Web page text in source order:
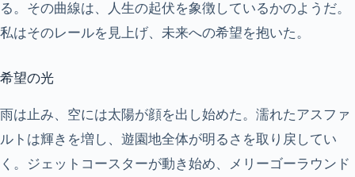
る。その曲線は、人生の起伏を象徴しているかのようだ。
私はそのレールを見上げ、未来への希望を抱いた。
希望の光
雨は止み、空には太陽が顔を出し始めた。濡れたアスファ
ルトは輝きを増し、遊園地全体が明るさを取り戻してい
く。ジェットコースターが動き始め、メリーゴーラウンド